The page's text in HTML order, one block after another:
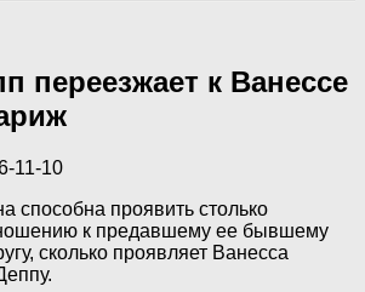
переезжает к Ванессе
11-10
способна проявить столько
к предавшему ее бывшему
сколько проявляет Ванесса